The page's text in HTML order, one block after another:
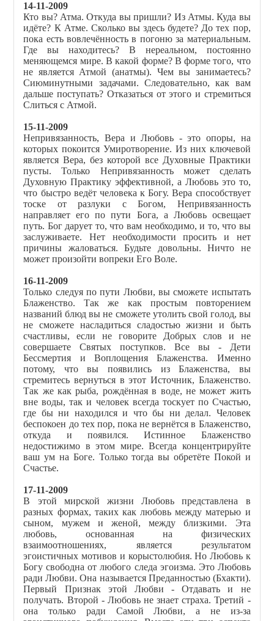
14-11-2009
Кто вы? Атма. Откуда вы пришли? Из Атмы. Куда вы
идёте? К Атме. Сколько вы здесь будете? До тех пор,
пока есть вовлечённость в погоню за материальным.
Где вы находитесь? В нереальном, постоянно
меняющемся мире. В какой форме? В форме того, что
не является Атмой (анатмы). Чем вы занимаетесь?
Сиюминутными задачами. Следовательно, как вам
дальше поступать? Отказаться от этого и стремиться
Слиться с Атмой.
15-11-2009
Непривязанность, Вера и Любовь - это опоры, на
которых покоится Умиротворение. Из них ключевой
является Вера, без которой все Духовные Практики
пусты. Только Непривязанность может сделать
Духовную Практику эффективной, а Любовь это то,
что быстро ведёт человека к Богу. Вера способствует
тоске от разлуки с Богом, Непривязанность
направляет его по пути Бога, а Любовь освещает
путь. Бог дарует то, что вам необходимо, и то, что вы
заслуживаете. Нет необходимости просить и нет
причины жаловаться. Будьте довольны. Ничто не
может произойти вопреки Его Воле.
16-11-2009
Только следуя по пути Любви, вы сможете испытать
Блаженство. Так же как простым повторением
названий блюд вы не сможете утолить свой голод, вы
не сможете насладиться сладостью жизни и быть
счастливы, если не говорите Добрых слов и не
совершаете Святых поступков. Все вы - Дети
Бессмертия и Воплощения Блаженства. Именно
потому, что вы появились из Блаженства, вы
стремитесь вернуться в этот Источник, Блаженство.
Так же как рыба, рождённая в воде, не может жить
вне воды, так и человек всегда тоскует по Счастью,
где бы ни находился и что бы ни делал. Человек
беспокоен до тех пор, пока не вернётся в Блаженство,
откуда и появился. Истинное Блаженство
недостижимо в этом мире. Всегда концентрируйте
ваш ум на Боге. Только тогда вы обретёте Покой и
Счастье.
17-11-2009
В этой мирской жизни Любовь представлена в
разных формах, таких как любовь между матерью и
сыном, мужем и женой, между близкими. Эта
любовь, основанная на физических
взаимоотношениях, является результатом
эгоистичных мотивов и корыстолюбия. Но Любовь к
Богу свободна от любого следа эгоизма. Это Любовь
ради Любви. Она называется Преданностью (Бхакти).
Первый Признак этой Любви - Отдавать и не
получать. Второй - Любовь не знает страха. Третий -
она только ради Самой Любви, а не из-за